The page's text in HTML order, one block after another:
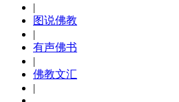
|
图说佛教
|
有声佛书
|
佛教文汇
|